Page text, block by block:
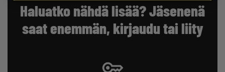
Haluatko nähdä lisää? Jäsenenä
saat enemmän, kirjaudu tai liity